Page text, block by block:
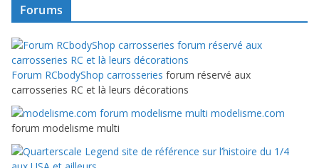
Forums
Forum RCbodyShop carrosseries forum réservé aux
carrosseries RC et là leurs décorations
modelisme.com
forum modelisme multi